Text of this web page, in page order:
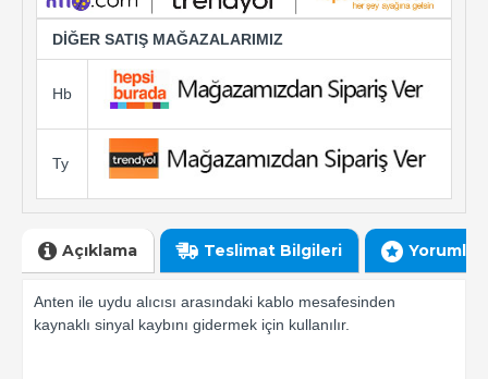
DİĞER SATIŞ MAĞAZALARIMIZ
Hb
Ty
Açıklama Teslimat Bilgileri Yorumlar
Anten ile uydu alıcısı arasındaki kablo mesafesinden
kaynaklı sinyal kaybını gidermek için kullanılır.